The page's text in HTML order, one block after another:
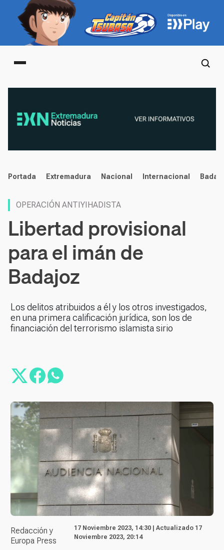
Main menu
noticias
Portada Extremadura Nacional Internacional
OPERACIÓN ANTIYIHADISTA
Libertad provisional
para el imán de
Badajoz
Los delitos atribuidos a él y los otros investigados,
en una primera calificación jurídica, son los de
financiación del terrorismo islamista sirio
Redacción y
Europa Press
17 Noviembre 2023, 14:30 | Actualizado 17
Noviembre 2023, 20:14